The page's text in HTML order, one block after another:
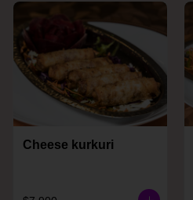
Cheese kurkuri